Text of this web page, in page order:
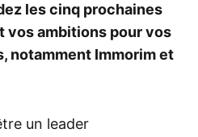
les cinq prochaines
vos ambitions pour vos
notamment Immorim et
un leader